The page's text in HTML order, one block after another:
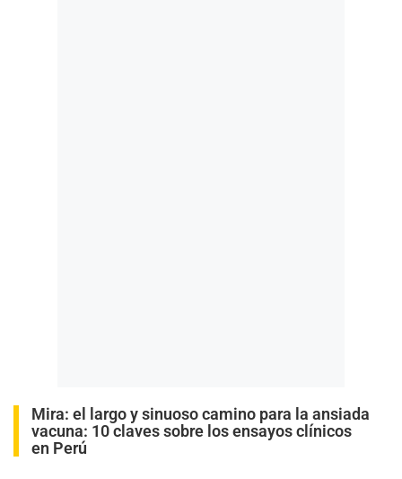
Mira: el largo y sinuoso camino para la ansiada
vacuna: 10 claves sobre los ensayos clínicos
en Perú